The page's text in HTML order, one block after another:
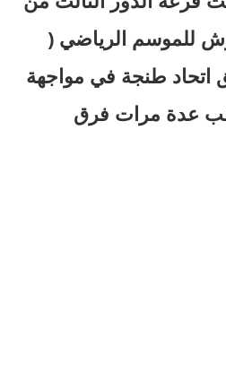
للموسم الرياضي (
فريق اتحاد طنجة في مواجهة
عدة مرات فرق